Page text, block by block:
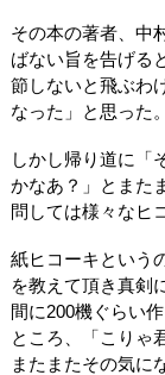
その本の著者、中
ばない旨を告げる
節しないと飛ぶわ
なった」と思った。
しかし帰り道に「
かなあ？」とまた
問しては様々なヒ
紙ヒコーキという
を教えて頂き真剣
間に200機ぐらい
ところ、「こりゃ
またまたその気に